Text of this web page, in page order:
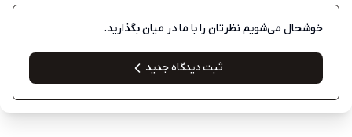
خوشحال می‌شویم نظرتان را با ما در میان بگذارید.
ثبت دیدگاه جدید